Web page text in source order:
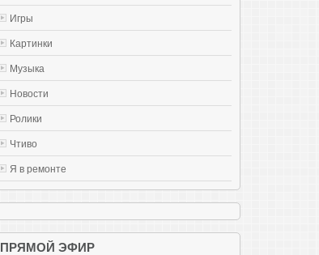
Игры
Картинки
Музыка
Новости
Ролики
Чтиво
Я в ремонте
ПРЯМОЙ ЭФИР